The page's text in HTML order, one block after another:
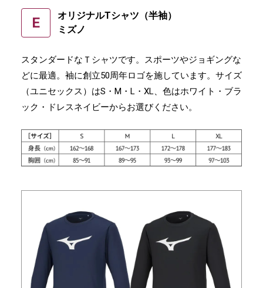
E
オリジナルTシャツ（半袖）
ミズノ
スタンダードなＴシャツです。スポーツやジョギングな
どに最適。袖に創立50周年ロゴを施しています。サイズ
（ユニセックス）はS・M・L・XL、色はホワイト・ブラ
ック・ドレスネイビーからお選びください。